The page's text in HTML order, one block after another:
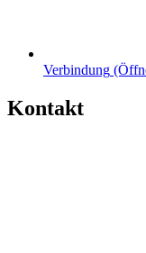
Verbindung
Kontakt